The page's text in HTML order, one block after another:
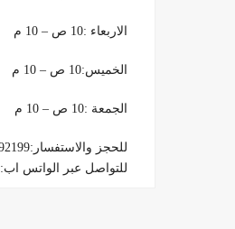
الاربعاء :10 ص – 10 م
الخميس:10 ص – 10 م
الجمعة :10 ص – 10 م
للحجز والاستفسار:01100092199
للتواصل عبر الواتس اب:01003203210